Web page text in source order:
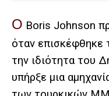
Ο Boris Johnson
όταν επισκέφθηκε
την ιδιότητα του
υπήρξε μια